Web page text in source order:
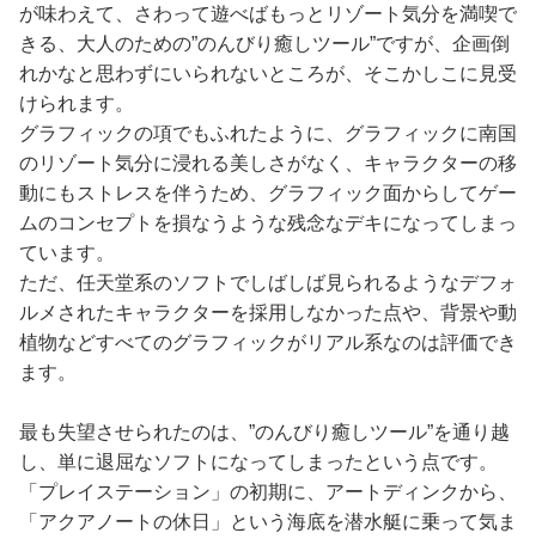
が味わえて、さわって遊べばもっとリゾート気分を満喫で
きる、大人のための”のんびり癒しツール”ですが、企画倒
れかなと思わずにいられないところが、そこかしこに見受
けられます。
グラフィックの項でもふれたように、グラフィックに南国
のリゾート気分に浸れる美しさがなく、キャラクターの移
動にもストレスを伴うため、グラフィック面からしてゲー
ムのコンセプトを損なうような残念なデキになってしまっ
ています。
ただ、任天堂系のソフトでしばしば見られるようなデフォ
ルメされたキャラクターを採用しなかった点や、背景や動
植物などすべてのグラフィックがリアル系なのは評価でき
ます。
最も失望させられたのは、”のんびり癒しツール”を通り越
し、単に退屈なソフトになってしまったという点です。
「プレイステーション」の初期に、アートディンクから、
「アクアノートの休日」という海底を潜水艇に乗って気ま